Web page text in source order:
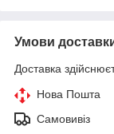
Умови
Доставка
Нова Пошта
Самовивіз